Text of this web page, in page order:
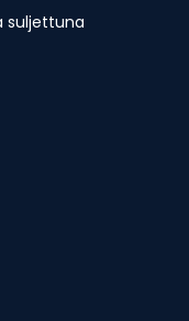
suljettuna